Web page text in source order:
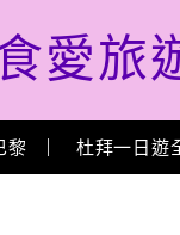
愛旅
黎 杜拜一日遊